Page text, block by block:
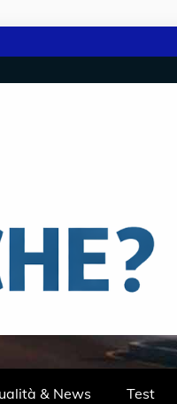
& News Test